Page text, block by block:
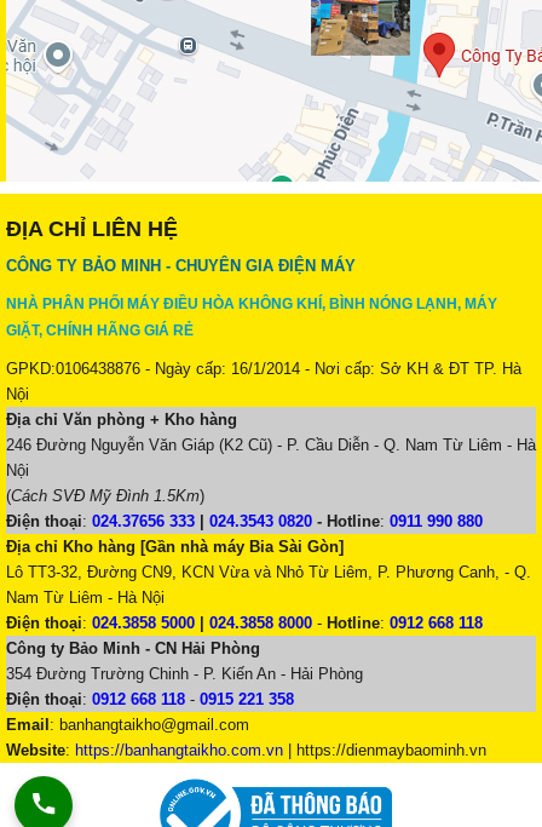
ĐỊA CHỈ LIÊN HỆ
CÔNG TY BẢO MINH - CHUYÊN GIA ĐIỆN MÁY
NHÀ PHÂN PHỐI MÁY ĐIỀU HÒA KHÔNG KHÍ, BÌNH NÓNG LẠNH, MÁY
GIẶT, CHÍNH HÃNG GIÁ RẺ
GPKD:0106438876 - Ngày cấp: 16/1/2014 - Nơi cấp: Sở KH & ĐT TP. Hà
Nội
Địa chỉ Văn phòng + Kho hàng
246 Đường Nguyễn Văn Giáp (K2 Cũ) - P. Cầu Diễn - Q. Nam Từ Liêm - Hà
Nội
(Cách SVĐ Mỹ Đình 1.5Km)
Điện thoại: 024.37656 333 024.3543 0820 - Hotline: 0911 990 880
Địa chỉ Kho hàng [Gần nhà máy Bia Sài Gòn]
Lô TT3-32, Đường CN9, KCN Vừa và Nhỏ Từ Liêm, P. Phương Canh, - Q.
Nam Từ Liêm - Hà Nội
Điện thoại: 024.3858 5000 024.3858 8000 - Hotline: 0912 668 118
Công ty Bảo Minh - CN Hải Phòng
354 Đường Trường Chinh - P. Kiến An - Hải Phòng
Điện thoại: 0912 668 118 - 0915 221 358
Email : banhangtaikho@gmail.com
Website: https://banhangtaikho.com.vn | https://dienmaybaominh.vn